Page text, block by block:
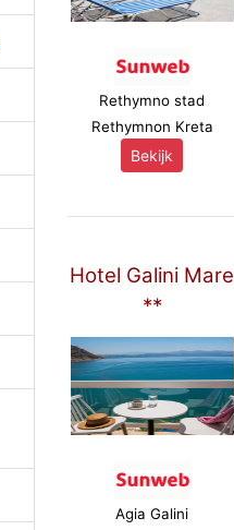
Rethymno stad
Rethymnon Kreta
Bekijk
Hotel Galini Mare
**
Agia Galini